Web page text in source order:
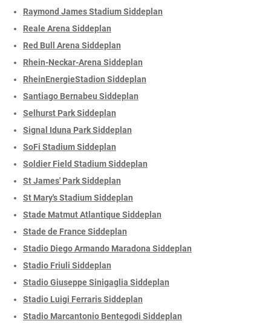
Raymond James Stadium Siddeplan
Reale Arena Siddeplan
Red Bull Arena Siddeplan
Rhein-Neckar-Arena Siddeplan
RheinEnergieStadion Siddeplan
Santiago Bernabeu Siddeplan
Selhurst Park Siddeplan
Signal Iduna Park Siddeplan
SoFi Stadium Siddeplan
Soldier Field Stadium Siddeplan
St James' Park Siddeplan
St Mary's Stadium Siddeplan
Stade Matmut Atlantique Siddeplan
Stade de France Siddeplan
Stadio Diego Armando Maradona Siddeplan
Stadio Friuli Siddeplan
Stadio Giuseppe Sinigaglia Siddeplan
Stadio Luigi Ferraris Siddeplan
Stadio Marcantonio Bentegodi Siddeplan